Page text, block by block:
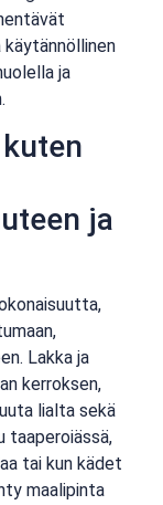
ja
ja
Lakka ja
kerroksen,
lialta sekä
taaperoiässä,
tai kun kädet
maalipinta